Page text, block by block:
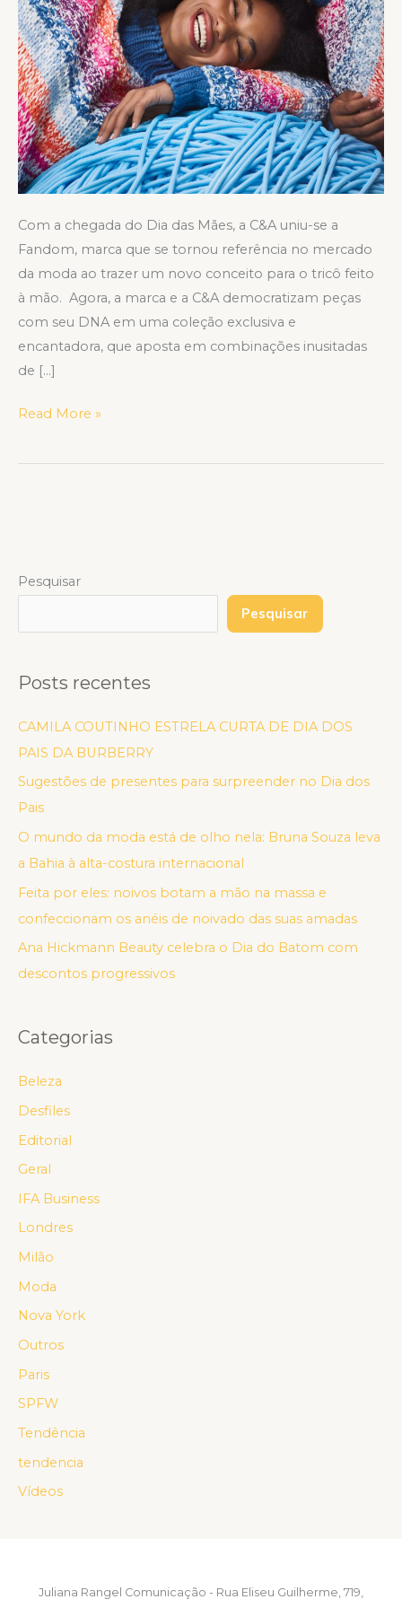
Com a chegada do Dia das Mães, a C&A uniu-se a
Fandom, marca que se tornou referência no mercado
da moda ao trazer um novo conceito para o tricô feito
à mão. Agora, a marca e a C&A democratizam peças
com seu DNA em uma coleção exclusiva e
encantadora, que aposta em combinações inusitadas
de […]
Read More »
Pesquisar
Pesquisar
Posts recentes
CAMILA COUTINHO ESTRELA CURTA DE DIA DOS
PAIS DA BURBERRY
Sugestões de presentes para surpreender no Dia dos
Pais
O mundo da moda está de olho nela: Bruna Souza leva
a Bahia à alta-costura internacional
Feita por eles: noivos botam a mão na massa e
confeccionam os anéis de noivado das suas amadas
Ana Hickmann Beauty celebra o Dia do Batom com
descontos progressivos
Categorias
Beleza
Desfiles
Editorial
Geral
IFA Business
Londres
Milão
Moda
Nova York
Outros
Paris
SPFW
Tendência
tendencia
Vídeos
Juliana Rangel Comunicação - Rua Eliseu Guilherme, 719,